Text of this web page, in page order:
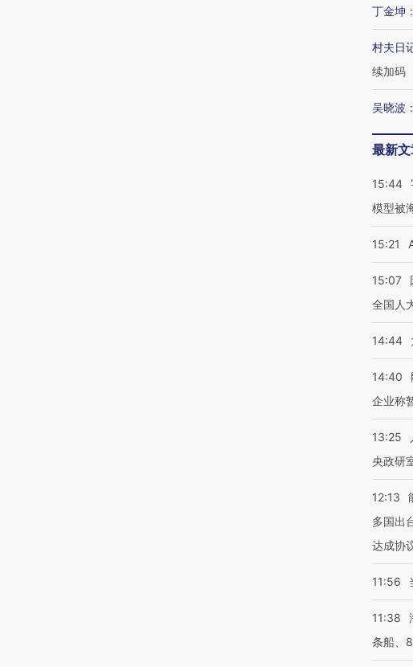
丁金坤 ：
村夫日
续加码
吴晓波 ：
最新
15:44
模型被
15:21
15:07
全国人
14:44
14:40
企业称
13:25
央政研
12:13
多国出
达成协
11:56
11:38
条船、